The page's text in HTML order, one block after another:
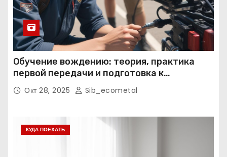
Обучение вождению: теория, практика
первой передачи и подготовка к
экзаменам
Окт 28, 2025 Sib_ecometal
КУДА ПОЕХАТЬ